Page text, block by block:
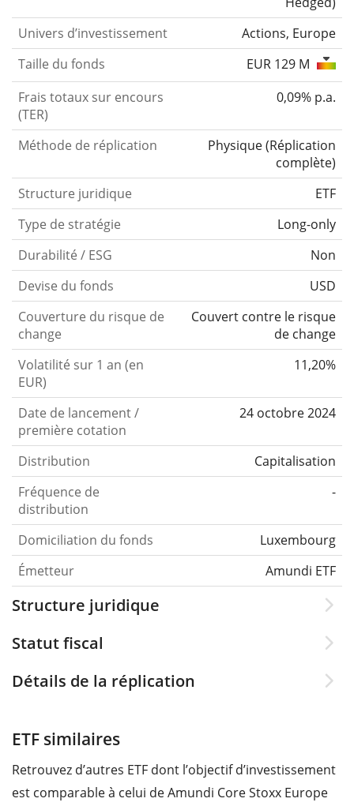
Univers d’investissement
Actions, Europe
Taille du fonds
EUR 129 M
Frais totaux sur encours
(TER)
0,09% p.a.
Méthode de réplication Physique(Réplication
complète)
Structure juridique
ETF
Type de stratégie
Long-only
Durabilité / ESG
Non
Devise du fonds
USD
Couverture du risque de
change
Couvert contre le risque
de change
Volatilité sur 1 an (en
EUR)
11,20%
Date de lancement /
première cotation
24 octobre 2024
Distribution
Capitalisation
Fréquence de
distribution
-
Domiciliation du fonds
Luxembourg
Émetteur
Amundi ETF
Structure juridique
Statut fiscal
Détails de la réplication
ETF similaires
Retrouvez d’autres ETF dont l’objectif d’investissement
est comparable à celui de Amundi Core Stoxx Europe